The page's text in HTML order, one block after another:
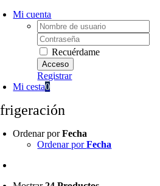
Mi cuenta
Username:
Password:
Recuérdame
Registrar
Mi cesta0
Ordenar porFecha
Ordenar porFecha